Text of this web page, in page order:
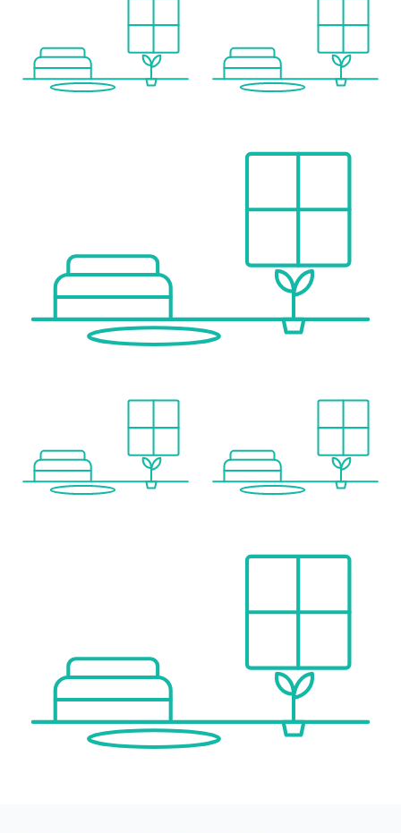
Kultur & Freizeit in Wien: in etwa 20–25 Minuten mit dem Auto oder bequem mit öffentlichen Verkehrsmitteln erreichbar
Hinweis gemäß Energieausweisvorlagegesetz: Ein Energieausweis wurde vom Eigentümer bzw. Verkäufer, nach unserer Aufklärung über die generell geltende Vorlagepflicht, sowie Aufforderung zu seiner Erstellung noch nicht vorgelegt. Daher gilt zumindest eine dem Alter und der Art des Gebäudes entsprechende Gesamtenergieeffizienz als vereinbart. Wir übernehmen keinerlei Gewähr oder Haftung für die tatsächliche Energieeffizienz der angebotenen Immobilie.
Gesundheit
Arzt <1.000m
Apotheke <1.500m
Klinik <3.000m
Krankenhaus <2.000m
Höhere Schule <4.500m
Universität <9.000m
Nahversorgung
Supermarkt <1.500m
Verkehr
Bus <500m
Straßenbahn <3.000m
Bahnhof <2.000m